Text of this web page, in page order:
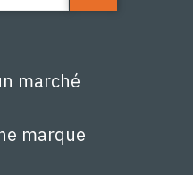
marché
marque